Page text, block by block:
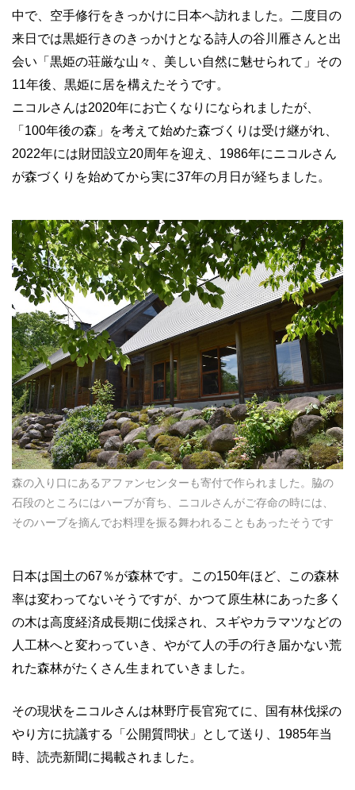
中で、空手修行をきっかけに日本へ訪れました。二度目の
来日では黒姫行きのきっかけとなる詩人の谷川雁さんと出
会い「黒姫の荘厳な山々、美しい自然に魅せられて」その
11年後、黒姫に居を構えたそうです。
ニコルさんは2020年にお亡くなりになられましたが、
「100年後の森」を考えて始めた森づくりは受け継がれ、
2022年には財団設立20周年を迎え、1986年にニコルさん
が森づくりを始めてから実に37年の月日が経ちました。
森の入り口にあるアファンセンターも寄付で作られました。脇の
石段のところにはハーブが育ち、ニコルさんがご存命の時には、
そのハーブを摘んでお料理を振る舞われることもあったそうです
日本は国土の67％が森林です。この150年ほど、この森林
率は変わってないそうですが、かつて原生林にあった多く
の木は高度経済成長期に伐採され、スギやカラマツなどの
人工林へと変わっていき、やがて人の手の行き届かない荒
れた森林がたくさん生まれていきました。
その現状をニコルさんは林野庁長官宛てに、国有林伐採の
やり方に抗議する「公開質問状」として送り、1985年当
時、読売新聞に掲載されました。